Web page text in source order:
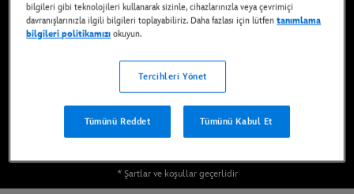
Şimdi Disney+* ve Dijital İndirme yoluyla
edinebilirsiniz
DISNEY+ İLE İZLEYİN
FİLMİ SATIN ALIN
* Şartlar ve koşullar geçerlidir
bilgileri gibi teknolojileri kullanarak sizinle, cihazlarınızla veya çevrimiçi
davranışlarınızla ilgili bilgileri toplayabiliriz. Daha fazlası için lütfentanımlama
bilgileri politikamızı okuyun.
Tercihleri Yönet
Tümünü Reddet Tümünü Kabul Et